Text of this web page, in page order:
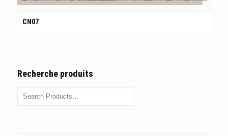
CN07
Recherche produits